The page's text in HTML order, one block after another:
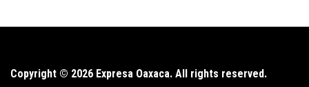
Copyright © 2026 Expresa Oaxaca. All rights reserved.